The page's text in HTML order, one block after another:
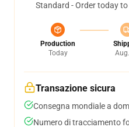
Standard - Order today
Production
Today
Transazione sicura
Consegna mondiale a
Numero di tracciamento